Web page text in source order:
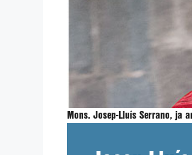
Mons. Josep-Lluís Serrano, ja